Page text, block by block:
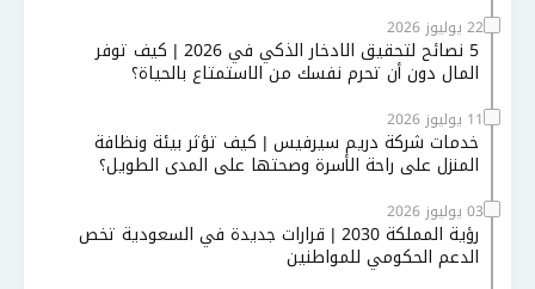
22 يوليوز 2026
5 نصائح لتحقيق الادخار الذكي في 2026 | كيف توفر
المال دون أن تحرم نفسك من الاستمتاع بالحياة؟
11 يوليوز 2026
خدمات شركة دريم سيرفيس | كيف تؤثر بيئة ونظافة
المنزل على راحة الأسرة وصحتها على المدى الطويل؟
03 يوليوز 2026
رؤية المملكة 2030 | قرارات جديدة في السعودية تخص
الدعم الحكومي للمواطنين